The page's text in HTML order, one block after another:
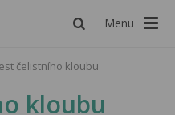
Menu
čelistního kloubu
kloubu